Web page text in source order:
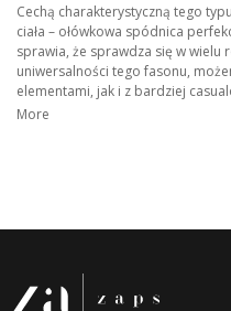
Cechą charakterystyczną tego
ciała – ołówkowa spódnica
sprawia, że sprawdza się w wielu
uniwersalności tego fasonu,
elementami, jak i z bardziej
More